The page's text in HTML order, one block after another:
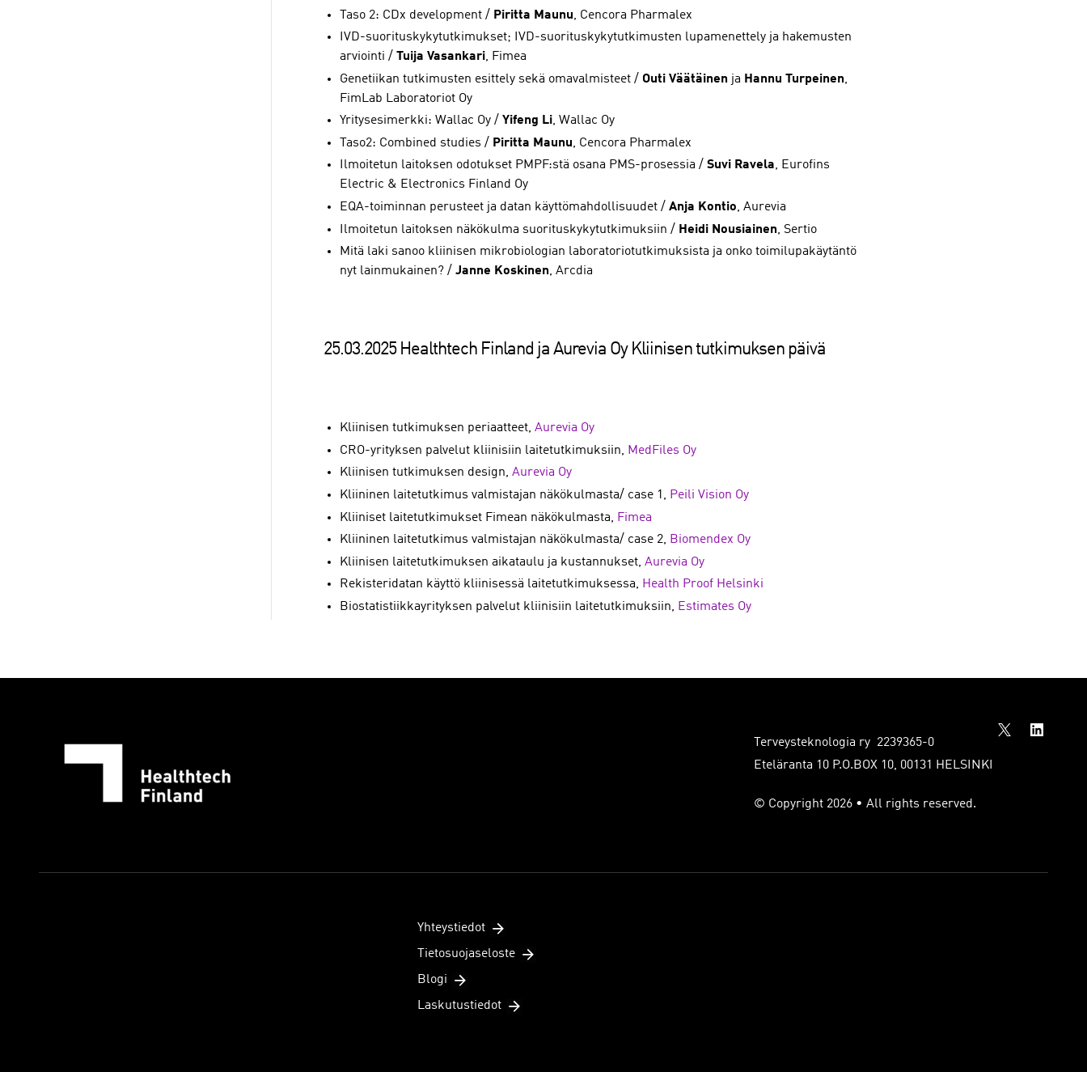
Taso 2: CDx development / Piritta Maunu, Cencora Pharmalex
IVD-suorituskykytutkimukset; IVD-suorituskykytutkimusten lupamenettely ja hakemusten
arviointi / Tuija Vasankari, Fimea
Genetiikan tutkimusten esittely sekä omavalmisteet / Outi Väätäinenja Hannu Turpeinen,
FimLab Laboratoriot Oy
Yritysesimerkki: Wallac Oy / Yifeng Li, Wallac Oy
Taso2: Combined studies / Piritta Maunu, Cencora Pharmalex
Ilmoitetun laitoksen odotukset PMPF:stä osana PMS-prosessia / Suvi Ravela, Eurofins
Electric & Electronics Finland Oy
EQA-toiminnan perusteet ja datan käyttömahdollisuudet / Anja Kontio, Aurevia
Ilmoitetun laitoksen näkökulma suorituskykytutkimuksiin / Heidi Nousiainen, Sertio
Mitä laki sanoo kliinisen mikrobiologian laboratoriotutkimuksista ja onko toimilupakäytäntö
nyt lainmukainen? / Janne Koskinen, Arcdia
25.03.2025 Healthtech Finland ja Aurevia Oy Kliinisen tutkimuksen päivä
Kliinisen tutkimuksen periaatteet, Aurevia Oy
CRO-yrityksen palvelut kliinisiin laitetutkimuksiin, MedFiles Oy
Kliinisen tutkimuksen design, Aurevia Oy
Kliininen laitetutkimus valmistajan näkökulmasta/ case 1, Peili Vision Oy
Kliiniset laitetutkimukset Fimean näkökulmasta, Fimea
Kliininen laitetutkimus valmistajan näkökulmasta/ case 2, Biomendex Oy
Kliinisen laitetutkimuksen aikataulu ja kustannukset, Aurevia Oy
Rekisteridatan käyttö kliinisessä laitetutkimuksessa, Health Proof Helsinki
Biostatistiikkayrityksen palvelut kliinisiin laitetutkimuksiin, Estimates Oy
Terveysteknologia ry 2239365-0
Eteläranta 10 P.O.BOX 10, 00131 HELSINKI
© Copyright 2026 • All rights reserved.
Yhteystiedot
Tietosuojaseloste
Blogi
Laskutustiedot